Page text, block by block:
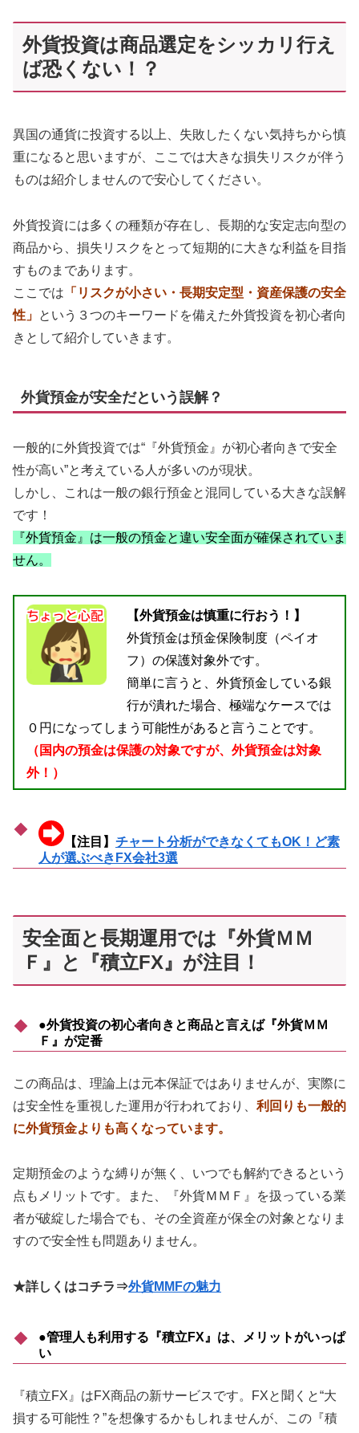
外貨投資は商品選定をシッカリ行え
ば恐くない！？
異国の通貨に投資する以上、失敗したくない気持ちから慎
重になると思いますが、ここでは大きな損失リスクが伴う
ものは紹介しませんので安心してください。
外貨投資には多くの種類が存在し、長期的な安定志向型の
商品から、損失リスクをとって短期的に大きな利益を目指
すものまであります。
ここでは 「リスクが小さい・長期安定型・資産保護の安全
性」 という３つのキーワードを備えた外貨投資を初心者向
きとして紹介していきます。
外貨預金が安全だという誤解？
一般的に外貨投資では“『外貨預金』が初心者向きで安全
性が高い”と考えている人が多いのが現状。
しかし、これは一般の銀行預金と混同している大きな誤解
です！
『外貨預金』は一般の預金と違い安全面が確保されていま
せん。
【外貨預金は慎重に行おう！】
外貨預金は預金保険制度（ペイオ
フ）の保護対象外です。
簡単に言うと、外貨預金している銀
行が潰れた場合、極端なケースでは
０円になってしまう可能性があると言うことです。
（国内の預金は保護の対象ですが、外貨預金は対象
外！）
【注目】 チャート分析ができなくてもOK！ど素
人が選ぶべきFX会社3選
安全面と長期運用では『外貨ＭＭ
Ｆ』と『積立FX』が注目！
●外貨投資の初心者向きと商品と言えば『外貨ＭＭ
Ｆ』が定番
この商品は、理論上は元本保証ではありませんが、実際に
は安全性を重視した運用が行われており、 利回りも一般的
に外貨預金よりも高くなっています。
定期預金のような縛りが無く、いつでも解約できるという
点もメリットです。また、『外貨ＭＭＦ』を扱っている業
者が破綻した場合でも、その全資産が保全の対象となりま
すので安全性も問題ありません。
★詳しくはコチラ⇒外貨MMFの魅力
●管理人も利用する『積立FX』は、メリットがいっぱ
い
『積立FX』はFX商品の新サービスです。FXと聞くと“大
損する可能性？”を想像するかもしれませんが、この『積